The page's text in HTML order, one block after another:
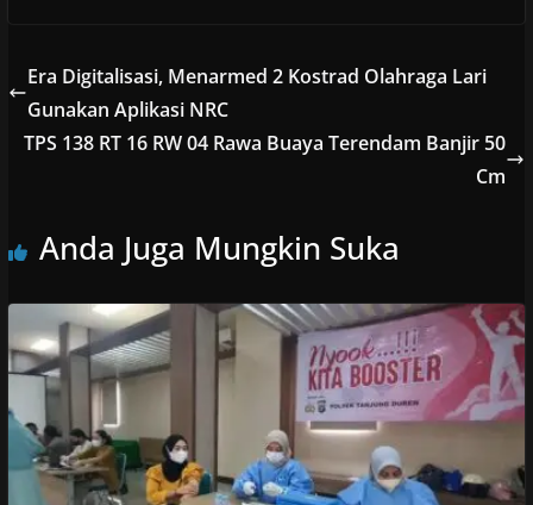
Era Digitalisasi, Menarmed 2 Kostrad Olahraga Lari
Gunakan Aplikasi NRC
TPS 138 RT 16 RW 04 Rawa Buaya Terendam Banjir 50
Cm
Anda Juga Mungkin Suka